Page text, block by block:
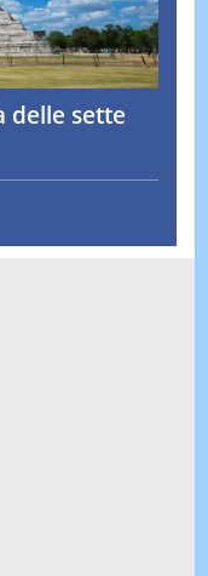
delle sette